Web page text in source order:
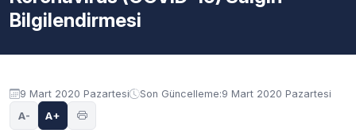
Akademik Takvim
Bilgilendirmesi
Duyuru içeriği
9 Mart 2020 Pazartesi Son Güncelleme:9 Mart 2020 Pazartesi
A- A+